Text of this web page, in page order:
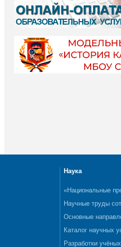
Наука
«Национальные
Научные труды
Основные
Каталог научных
Разработки